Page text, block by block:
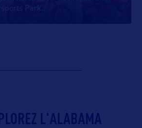
Park
L'ALABAMA